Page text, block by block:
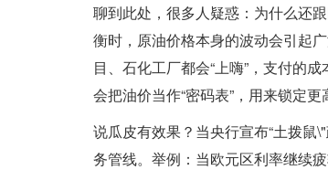
聊到此处，很多人疑惑：为什么还
衡时，原油价格本身的波动会引起
目、石化工厂都会“上嗨”，支付的
会把油价当作“密码表”，用来锁定更
说瓜皮有效果？当央行宣布“土拨鼠
务管线。举例：当欧元区利率继续